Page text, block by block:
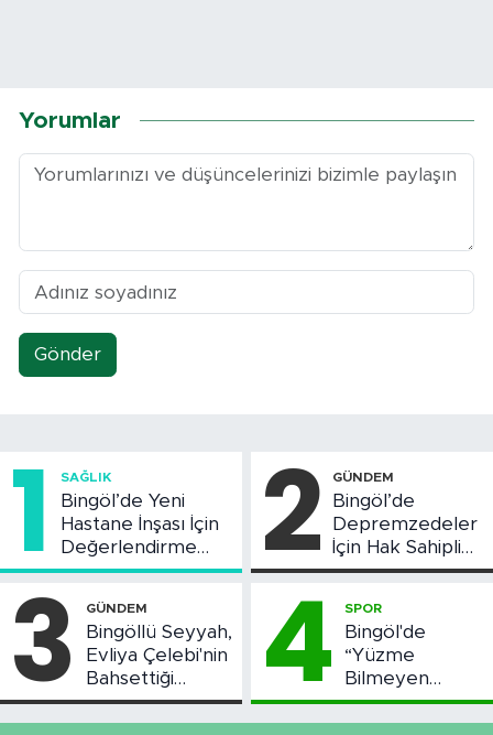
Yorumlar
Gönder
1 SAĞLIK
Bingöl’de Yeni
Hastane İnşası İçin
Değerlendirme
Toplantısı Yapıldı
2 GÜNDEM
Bingöl’de
Depremzedeler
İçin Hak Sahipliği
Askı Süreci
3 GÜNDEM
Bingöllü Seyyah,
Evliya Çelebi'nin
Bahsettiği
Bingöl'deki O
Yeri Görüntüledi
4 SPOR
Bingöl'de
“Yüzme
Bilmeyen
Kalmasın”
Projesi Devam